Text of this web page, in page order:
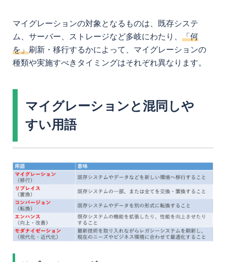
マイグレーションの対象となるものは、既存システ
ム、サーバー、ストレージなど多岐にわたり、 「何
を」刷新・移行するかによって、マイグレーションの
種類や実施すべきタイミングはそれぞれ異なります。
マイグレーションと混同しや
すい用語